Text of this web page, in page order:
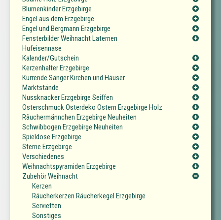
Blumenkinder Erzgebirge
Engel aus dem Erzgebirge
Engel und Bergmann Erzgebirge
Fensterbilder Weihnacht Laternen
Hufeisennase
Kalender/Gutschein
Kerzenhalter Erzgebirge
Kurrende Sänger Kirchen und Häuser
Marktstände
Nussknacker Erzgebirge Seiffen
Osterschmuck Osterdeko Ostern Erzgebirge Holz
Räuchermännchen Erzgebirge Neuheiten
Schwibbogen Erzgebirge Neuheiten
Spieldose Erzgebirge
Sterne Erzgebirge
Verschiedenes
Weihnachtspyramiden Erzgebirge
Zubehör Weihnacht
Kerzen
Räucherkerzen Räucherkegel Erzgebirge
Servietten
Sonstiges